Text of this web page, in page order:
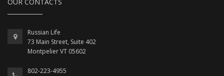
Russian Life
73 Main Street, Suite 402
Montpelier VT 05602
802-223-4955